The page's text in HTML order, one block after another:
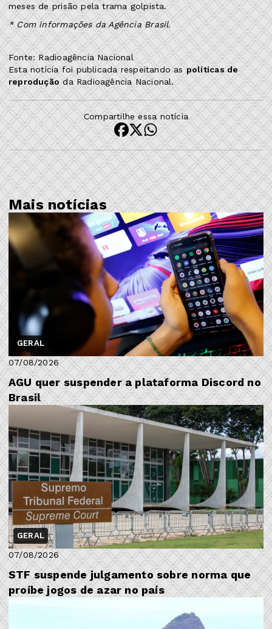
meses de prisão pela trama golpista.
* Com informações da Agência Brasil.
Fonte: Radioagência Nacional
Esta notícia foi publicada respeitando as políticas de
reprodução da Radioagência Nacional.
Compartilhe essa notícia
Mais notícias
GERAL
07/08/2026
AGU quer suspender a plataforma Discord no
Brasil
GERAL
07/08/2026
STF suspende julgamento sobre norma que
proíbe jogos de azar no país